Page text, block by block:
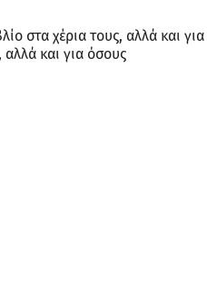
στα χέρια τους, αλλά και για
και για όσους